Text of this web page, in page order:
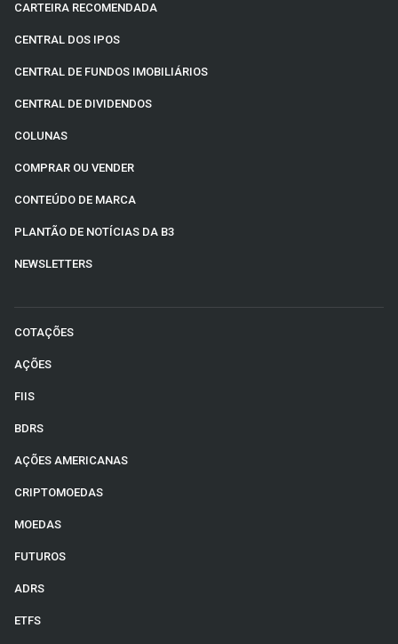
CARTEIRA RECOMENDADA
CENTRAL DOS IPOS
CENTRAL DE FUNDOS IMOBILIÁRIOS
CENTRAL DE DIVIDENDOS
COLUNAS
COMPRAR OU VENDER
CONTEÚDO DE MARCA
PLANTÃO DE NOTÍCIAS DA B3
NEWSLETTERS
COTAÇÕES
AÇÕES
FIIS
BDRS
AÇÕES AMERICANAS
CRIPTOMOEDAS
MOEDAS
FUTUROS
ADRS
ETFS